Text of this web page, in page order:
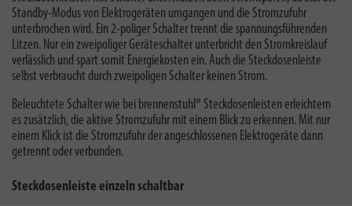
Standby-Modus von Elektrogeräten umgangen und die Stromzufuhr
unterbrochen wird. Ein 2-poliger Schalter trennt die spannungsführenden
Litzen. Nur ein zweipoliger Geräteschalter unterbricht den Stromkreislauf
verlässlich und spart somit Energiekosten ein. Auch die Steckdosenleiste
selbst verbraucht durch zweipoligen Schalter keinen Strom.
Beleuchtete Schalter wie bei brennenstuhl® Steckdosenleisten erleichtern
es zusätzlich, die aktive Stromzufuhr mit einem Blick zu erkennen. Mit nur
einem Klick ist die Stromzufuhr der angeschlossenen Elektrogeräte dann
getrennt oder verbunden.
Steckdosenleiste einzeln schaltbar